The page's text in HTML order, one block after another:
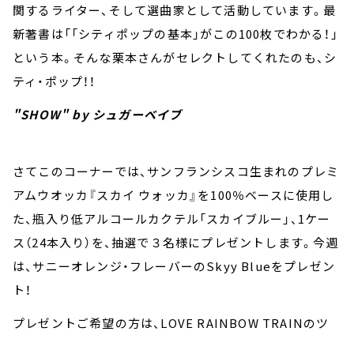
関するライター、そして選曲家として活動しています。最
新著書は「「シティポップの基本」がこの100枚でわかる！」
という本。そんな栗本さんがセレクトしてくれたのも、シ
ティ・ポップ！！
"SHOW" by シュガーベイブ
さてこのコーナーでは、サンフランシスコ生まれのプレミ
アムウオッカ『スカイ ウォッカ』を100％ベースに使⽤し
た、瓶入り低アルコールカクテル「スカイブルー」、1ケー
ス（24本入り）を、抽選で３名様にプレゼントします。今週
は、サニーオレンジ・フレーバーのSkyy Blueをプレゼン
ト！
プレゼントご希望の方は、LOVE RAINBOW TRAINのツ